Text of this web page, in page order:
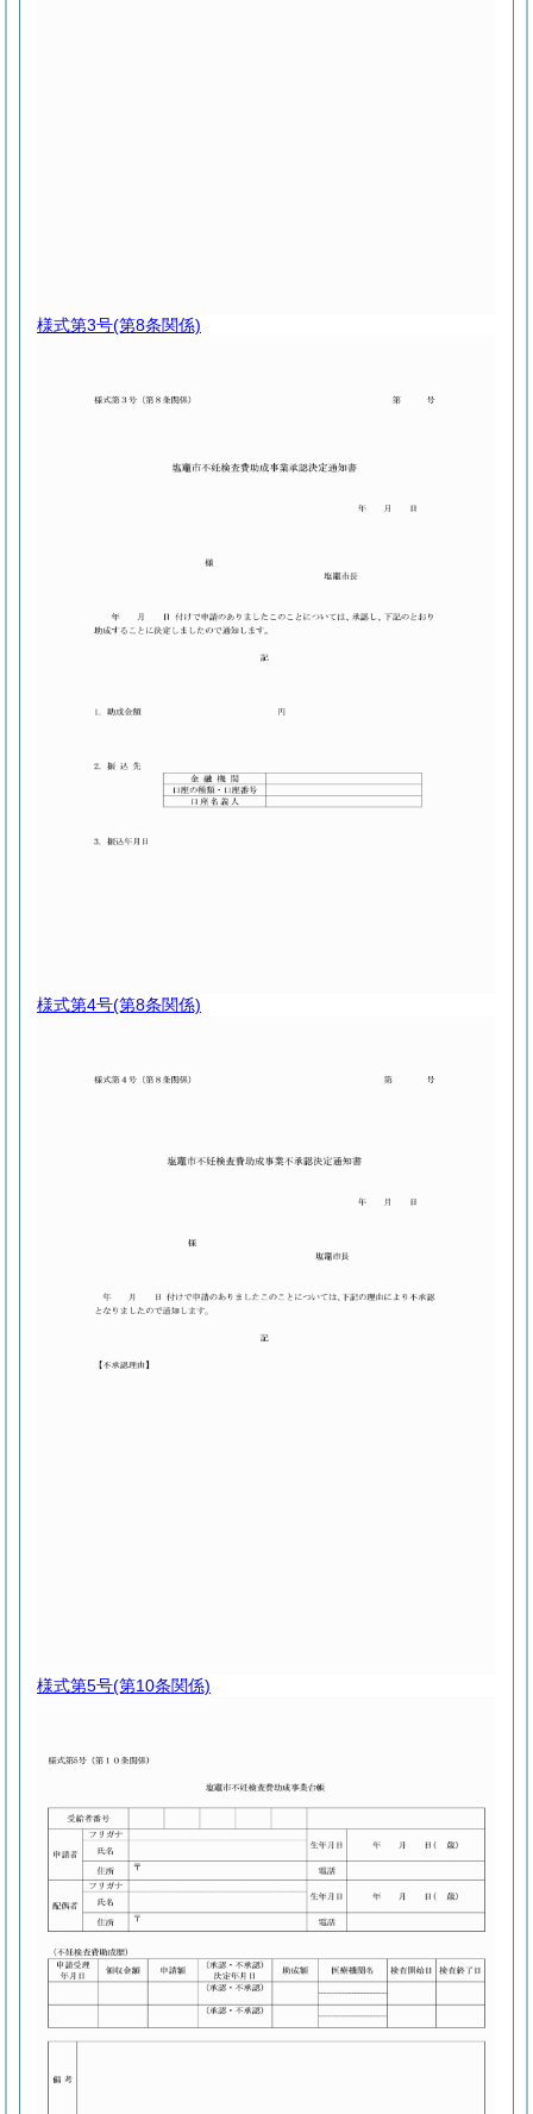
様式第3号(第8条関係)
様式第4号(第8条関係)
様式第5号(第10条関係)